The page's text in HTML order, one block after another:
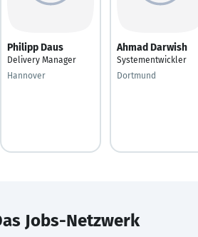
Philipp Daus
Delivery Manager
Hannover
Ahmad Darwish
Systementwickler
Dortmund
Jobs-Netzwerk